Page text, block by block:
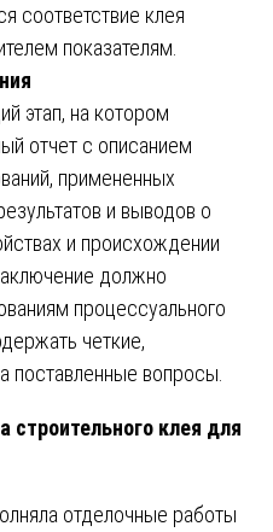
соответствие клея
показателям.
этап, на котором
отчет с описанием
примененных
и выводов о
и происхождении
должно
процессуального
четкие,
поставленные вопросы.
строительного клея для
отделочные работы